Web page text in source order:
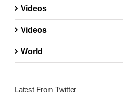
Videos
Videos
World
Latest From Twitter